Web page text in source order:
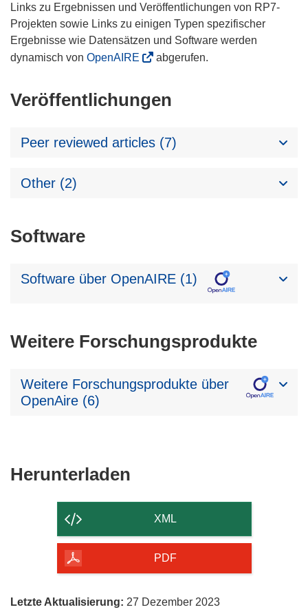
Links zu Ergebnissen und Veröffentlichungen von RP7-
Projekten sowie Links zu einigen Typen spezifischer
Ergebnisse wie Datensätzen und Software werden
dynamisch von OpenAIRE abgerufen.
Veröffentlichungen
Peer reviewed articles (7)
Other (2)
Software
Software über OpenAIRE (1)
Weitere Forschungsprodukte
Weitere Forschungsprodukte über
OpenAire (6)
Herunterladen
der
Seite
herunterladen
XML
PDF
Letzte Aktualisierung: 27 Dezember 2023